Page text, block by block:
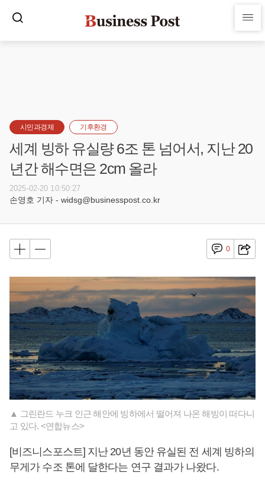
시민과경제 기후환경
세계 빙하 유실량 6조 톤 넘어서, 지난 20
년간 해수면은 2cm 올라
2025-02-20 10:50:27
손영호 기자 - widsg@businesspost.co.kr
0
▲ 그린란드 누크 인근 해안에 빙하에서 떨어져 나온 해빙이 떠다니
고 있다. <연합뉴스>
[비즈니스포스트] 지난 20년 동안 유실된 전 세계 빙하의
무게가 수조 톤에 달한다는 연구 결과가 나왔다.